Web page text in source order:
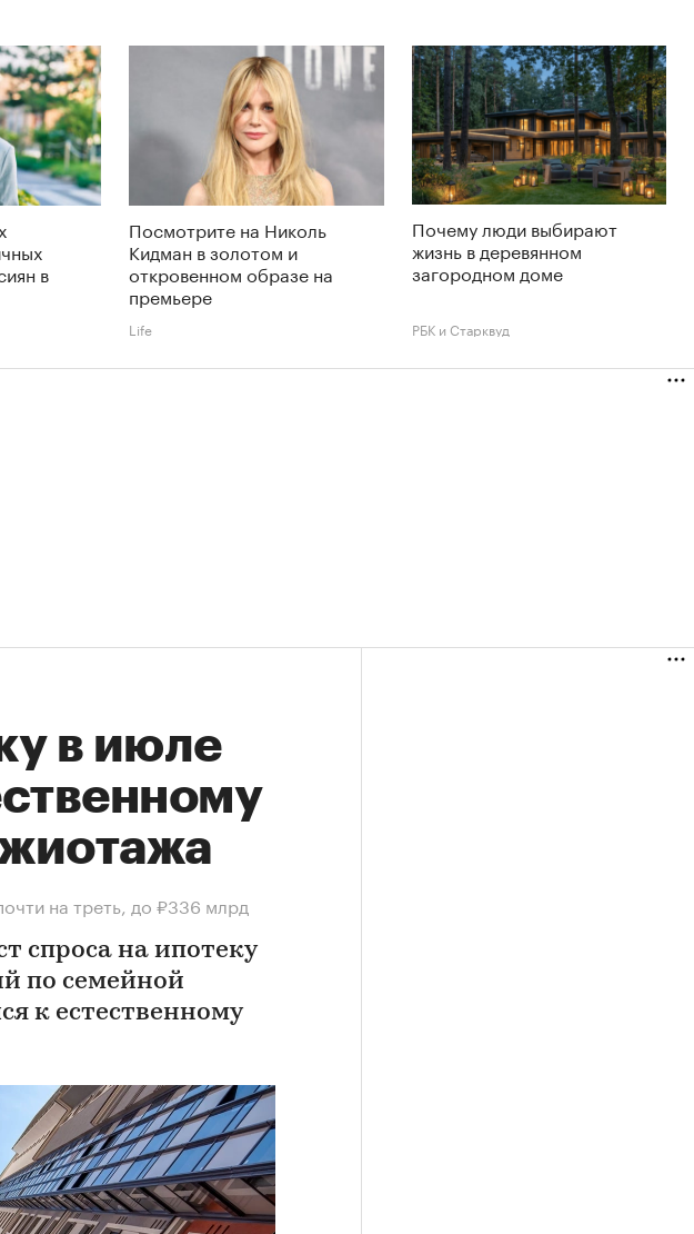
в
Посмотрите на Николь
Кидман в золотом и
откровенном образе на
премьере
Life
Почему люди выбирают
жизнь в деревянном
загородном доме
РБК и Старквуд
в июле
на треть, до ₽336 млрд
спроса на ипотеку
по семейной
к естественному